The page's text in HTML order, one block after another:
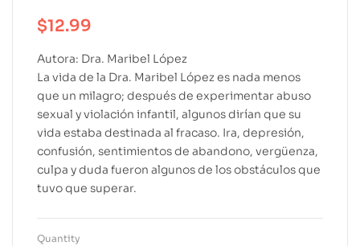
$12.99
Autora: Dra. Maribel López
La vida de la Dra. Maribel López es nada menos
que un milagro; después de experimentar abuso
sexual y violación infantil, algunos dirían que su
vida estaba destinada al fracaso. Ira, depresión,
confusión, sentimientos de abandono, vergüenza,
culpa y duda fueron algunos de los obstáculos que
tuvo que superar.
Quantity